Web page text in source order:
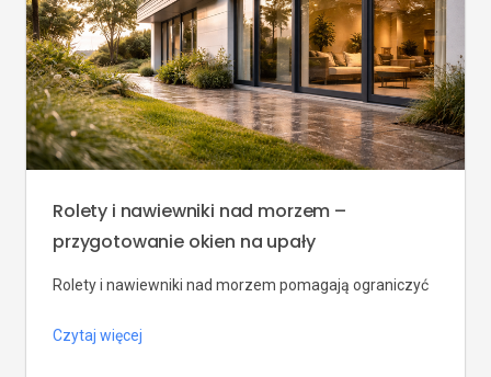
Rolety i nawiewniki nad morzem –
przygotowanie okien na upały
Rolety i nawiewniki nad morzem pomagają ograniczyć
komfort mimo wilgoci, wiatru oraz intensywnego
Czytaj więcej